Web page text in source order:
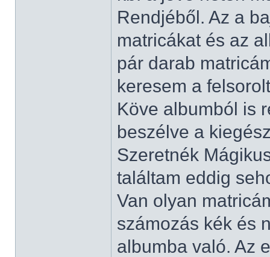
Rendjéből. Az a
matricákat és az
pár darab
keresem a
Köve albumból is
beszélve a
Szeretnék
találtam eddig
Van olyan
számozás kék és
albumba való. Az